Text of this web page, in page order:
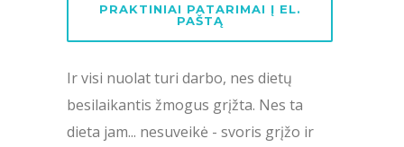
PRAKTINIAI PATARIMAI Į EL.
PAŠTĄ
Ir visi nuolat turi darbo, nes dietų
besilaikantis žmogus grįžta. Nes ta
dieta jam... nesuveikė - svoris grįžo ir